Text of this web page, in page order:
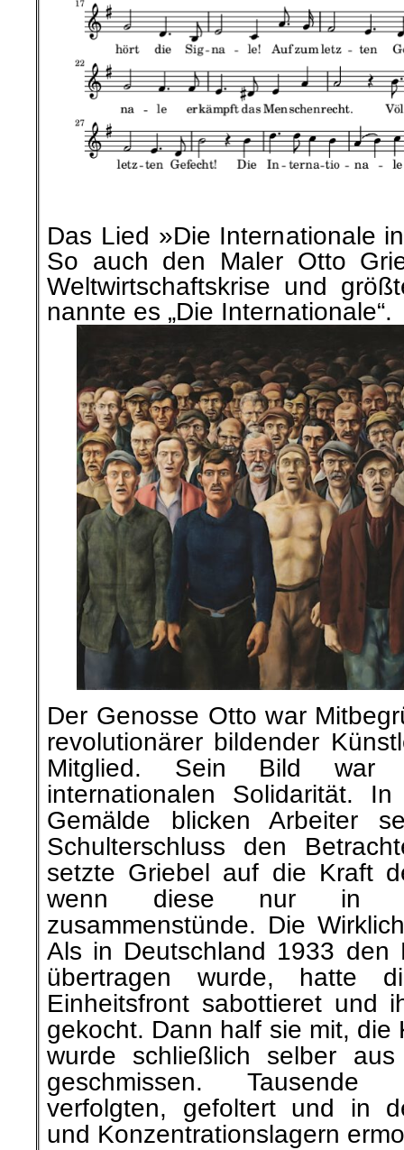
Das Lied »Die Internationale
So auch den Maler Otto
Weltwirtschaftskrise und
nannte es „Die Internationale“.
Der Genosse Otto war
revolutionärer bildender
Mitglied. Sein Bild war
internationalen Solidarität.
Gemälde blicken Arbeiter
Schulterschluss den
setzte Griebel auf die Kraft
wenn diese nur in
zusammenstünde. Die
Als in Deutschland 1933 den
übertragen wurde, hatte
Einheitsfront sabottieret und
gekocht. Dann half sie mit, die
wurde schließlich selber aus
geschmissen. Tausende
verfolgten, gefoltert und in
und Konzentrationslagern